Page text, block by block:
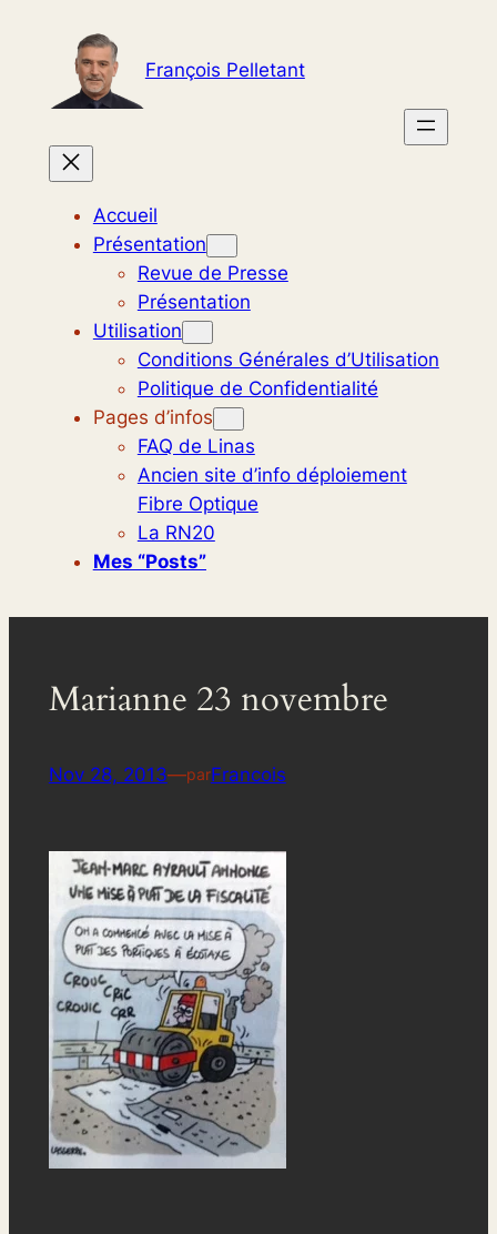
contenu
François Pelletant
Accueil
Présentation
Revue de Presse
Présentation
Utilisation
Conditions Générales d’Utilisation
Politique de Confidentialité
Pages d’infos
FAQ de Linas
Ancien site d’info déploiement
Fibre Optique
La RN20
Mes “posts”
Marianne 23 novembre
Nov 28, 2013—parFrancois